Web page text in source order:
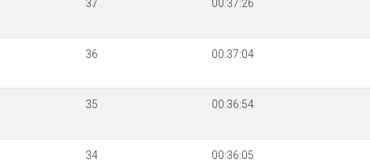
37 00:37:26
36 00:37:04
35 00:36:54
34 00:36:05